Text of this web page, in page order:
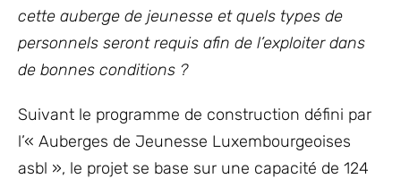
cette auberge de jeunesse et quels types de
personnels seront requis afin de l’exploiter dans
de bonnes conditions ?
Suivant le programme de construction défini par
l’« Auberges de Jeunesse Luxembourgeoises
asbl », le projet se base sur une capacité de 124